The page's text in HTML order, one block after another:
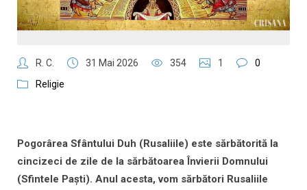
R. C. 31 Mai 2026 354 1
0
Religie
Pogorârea Sfântului Duh (Rusaliile) este sărbătorită la
cincizeci de zile de la sărbătoarea Învierii Domnului
(Sfintele Paşti). Anul acesta, vom sărbători Rusaliile